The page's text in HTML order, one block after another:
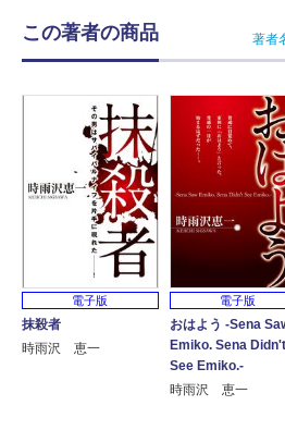
この著者の商品 著者
電子版
抹殺者
時雨沢 恵一
電子版
おはよう ‐Sena
Emiko. Sena Didn't
See Emiko.‐
時雨沢 恵一